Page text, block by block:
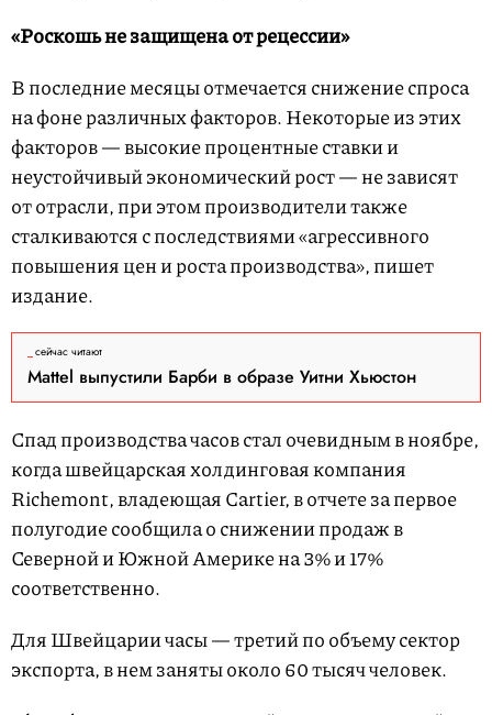
«Роскошь не защищена от рецессии»
В последние месяцы отмечается снижение спроса
на фоне различных факторов. Некоторые из этих
факторов — высокие процентные ставки и
неустойчивый экономический рост — не зависят
от отрасли, при этом производители также
сталкиваются с последствиями «агрессивного
повышения цен и роста производства», пишет
издание.
сейчас читают
Mattel выпустили Барби в образе Уитни Хьюстон
Спад производства часов стал очевидным в ноябре,
когда швейцарская холдинговая компания
Richemont, владеющая Cartier, в отчете за первое
полугодие сообщила о снижении продаж в
Северной и Южной Америке на 3% и 17%
соответственно.
Для Швейцарии часы — третий по объему сектор
экспорта, в нем заняты около 60 тысяч человек.